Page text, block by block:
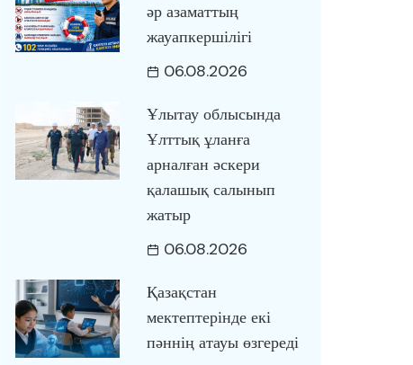
әр азаматтың
жауапкершілігі
06.08.2026
Ұлытау облысында
Ұлттық ұланға
арналған әскери
қалашық салынып
жатыр
06.08.2026
Қазақстан
мектептерінде екі
пәннің атауы өзгереді